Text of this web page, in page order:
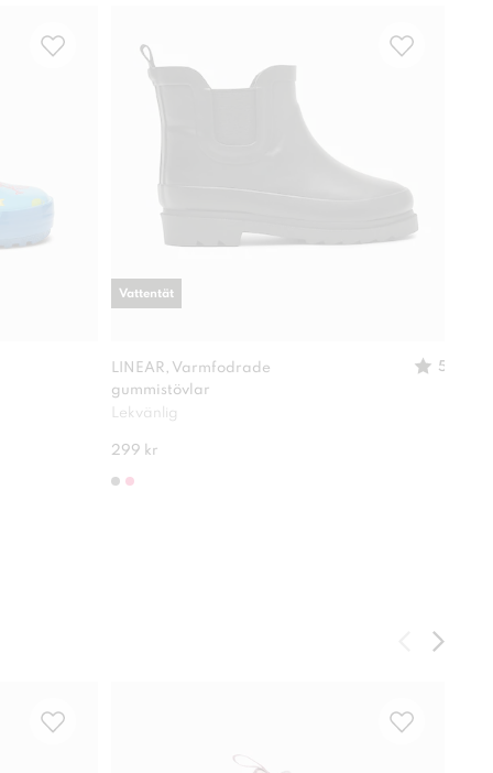
LINEAR, Varmfodrade
gummistövlar
5
Lekvänlig
299 kr
Vattentät